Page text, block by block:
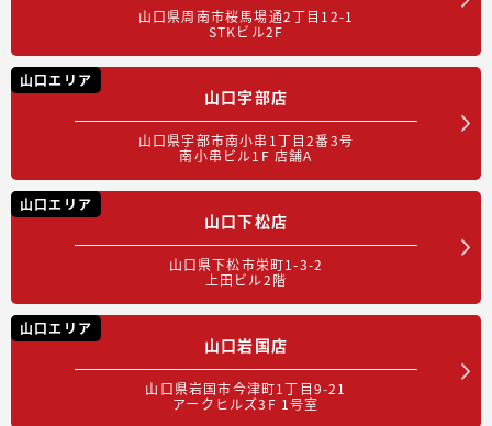
山口県周南市桜馬場通2丁目12-1
STKビル2F
山口エリア
山口宇部店
山口県宇部市南小串1丁目2番3号
南小串ビル1F 店舗A
山口エリア
山口下松店
山口県下松市栄町1-3-2
上田ビル2階
山口エリア
山口岩国店
山口県岩国市今津町1丁目9-21
アークヒルズ3F 1号室